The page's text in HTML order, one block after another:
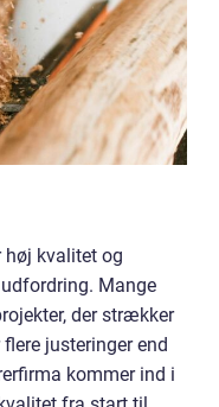
høj kvalitet og
Mange
der strækker
justeringer end
kommer ind i